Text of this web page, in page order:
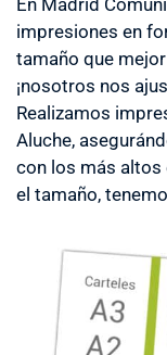
En Madrid
impresiones en
tamaño que
¡nosotros nos
Realizamos
Aluche,
con los más altos
el tamaño,